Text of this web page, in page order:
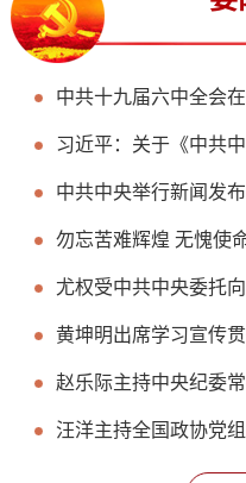
中共十九届六中全会
习近平：关于《中共
中共中央举行新闻发
勿忘苦难辉煌 无愧使
尤权受中共中央委托
黄坤明出席学习宣传
赵乐际主持中央纪委
汪洋主持全国政协党